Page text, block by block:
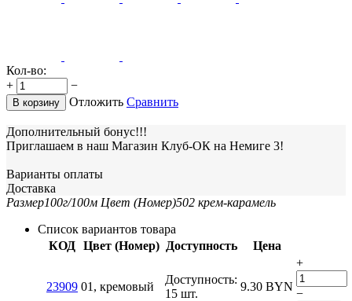
Кол-во:
+
−
В корзину Отложить Сравнить
Дополнительный бонус!!!
Приглашаем в наш Магазин Клуб-ОК на Немиге 3!
Варианты оплаты
Доставка
Размер100г/100м Цвет (Номер)502 крем-карамель
Список вариантов товара
КОД Цвет (Номер) Доступность Цена
23909 01, кремовый
Доступность:
15 шт.
9.30 BYN
+
−